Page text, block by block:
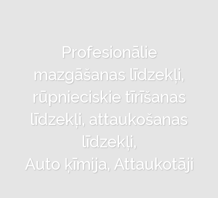
Profesionālie
mazgāšanas līdzekļi,
rūpnieciskie tīrīšanas
līdzekļi, attaukošanas
līdzekļi,
Auto ķīmija, Attaukotāji